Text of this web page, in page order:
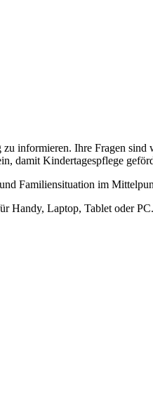
informieren. Ihre Fragen
damit Kindertagespflege
Familiensituation im
Laptop, Tablet oder